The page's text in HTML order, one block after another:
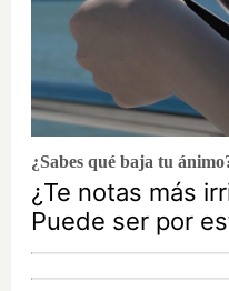
¿Sabes qué baja tu
¿Te notas más
Puede ser por